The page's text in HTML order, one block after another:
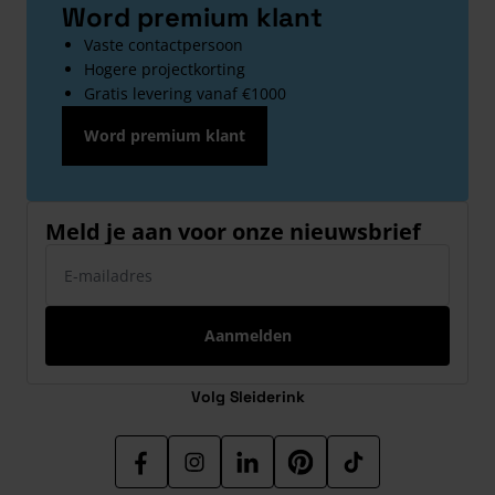
Word premium klant
Vaste contactpersoon
Hogere projectkorting
Gratis levering vanaf €1000
Word premium klant
Meld je aan voor onze nieuwsbrief
Aanmelden
Volg Sleiderink